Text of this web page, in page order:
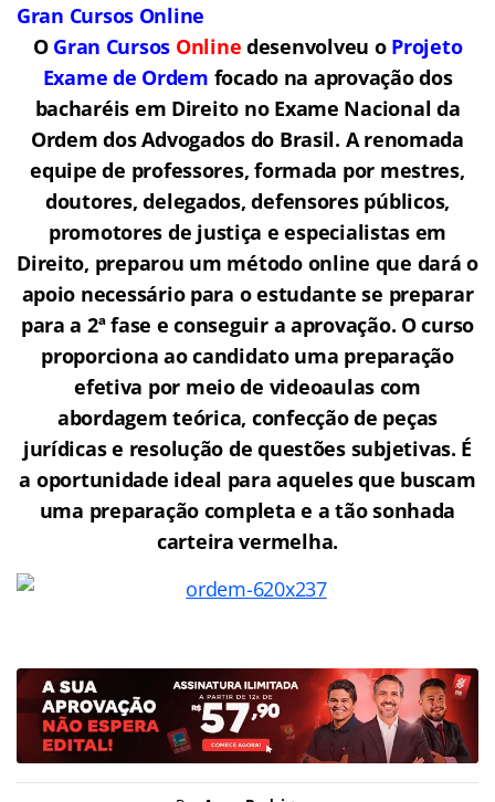
Gran Cursos Online
O Gran Cursos Online desenvolveu o Projeto
Exame de Ordem focado na aprovação dos
bacharéis em Direito no Exame Nacional da
Ordem dos Advogados do Brasil. A renomada
equipe de professores, formada por mestres,
doutores, delegados, defensores públicos,
promotores de justiça e especialistas em
Direito, preparou um método online que dará o
apoio necessário para o estudante se preparar
para a 2ª fase e conseguir a aprovação. O curso
proporciona ao candidato uma preparação
efetiva por meio de videoaulas com
abordagem teórica, confecção de peças
jurídicas e resolução de questões subjetivas. É
a oportunidade ideal para aqueles que buscam
uma preparação completa e a tão sonhada
carteira vermelha.